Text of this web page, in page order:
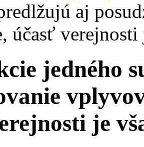
aj
účasť
jedného
je